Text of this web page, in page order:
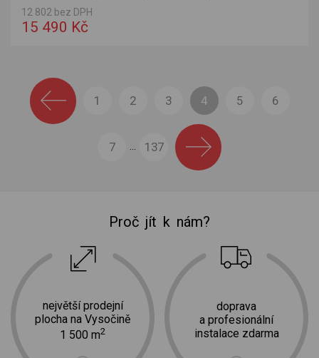
12 802 bez DPH
15 490 Kč
1 2 3 4 5 6
7 137
Proč jít k nám?
největší prodejní
plocha na Vysočině
1 500 m2
doprava
a profesionální
instalace zdarma